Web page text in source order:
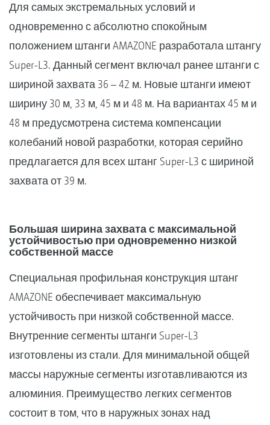
Для самых экстремальных условий и
одновременно с абсолютно спокойным
положением штанги AMAZONE разработала штангу
Super-L3. Данный сегмент включал ранее штанги с
шириной захвата 36 – 42 м. Новые штанги имеют
ширину 30 м, 33 м, 45 м и 48 м. На вариантах 45 м и
48 м предусмотрена система компенсации
колебаний новой разработки, которая серийно
предлагается для всех штанг Super-L3 с шириной
захвата от 39 м.
Большая ширина захвата с максимальной
устойчивостью при одновременно низкой
собственной массе
Специальная профильная конструкция штанг
AMAZONE обеспечивает максимальную
устойчивость при низкой собственной массе.
Внутренние сегменты штанги Super-L3
изготовлены из стали. Для минимальной общей
массы наружные сегменты изготавливаются из
алюминия. Преимущество легких сегментов
состоит в том, что в наружных зонах над